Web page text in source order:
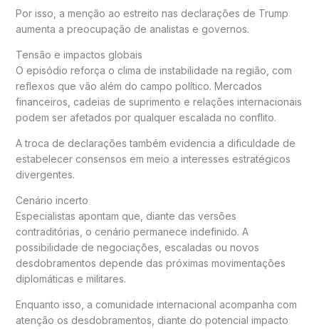
Por isso, a menção ao estreito nas declarações de Trump
aumenta a preocupação de analistas e governos.
Tensão e impactos globais
O episódio reforça o clima de instabilidade na região, com
reflexos que vão além do campo político. Mercados
financeiros, cadeias de suprimento e relações internacionais
podem ser afetados por qualquer escalada no conflito.
A troca de declarações também evidencia a dificuldade de
estabelecer consensos em meio a interesses estratégicos
divergentes.
Cenário incerto
Especialistas apontam que, diante das versões
contraditórias, o cenário permanece indefinido. A
possibilidade de negociações, escaladas ou novos
desdobramentos depende das próximas movimentações
diplomáticas e militares.
Enquanto isso, a comunidade internacional acompanha com
atenção os desdobramentos, diante do potencial impacto